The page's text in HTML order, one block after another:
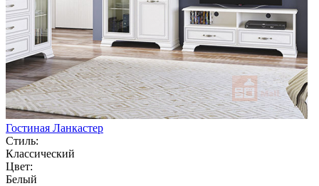
Гостиная Ланкастер
Стиль:
Классический
Цвет:
Белый